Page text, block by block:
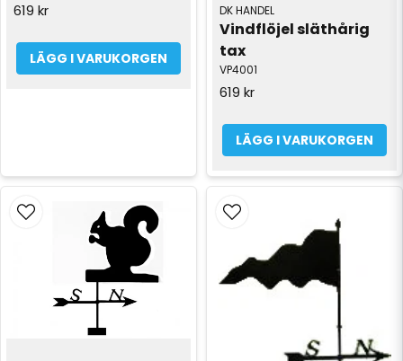
619 kr
LÄGG I VARUKORGEN
DK HANDEL
Vindflöjel släthårig
tax
VP4001
619 kr
LÄGG I VARUKORGEN